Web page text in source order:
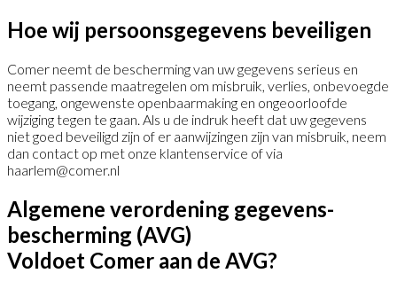
Hoe wij persoons­gegevens beveiligen
Comer neemt de bescherming van uw gegevens serieus en
neemt passende maatregelen om misbruik, verlies, onbevoegde
toegang, ongewenste openbaarmaking en ongeoorloofde
wijziging tegen te gaan. Als u de indruk heeft dat uw gegevens
niet goed beveiligd zijn of er aanwijzingen zijn van misbruik, neem
dan contact op met onze klantenservice of via
haarlem@comer.nl
Algemene verordening gegevens­
bescherming (AVG)
Voldoet Comer aan de AVG?